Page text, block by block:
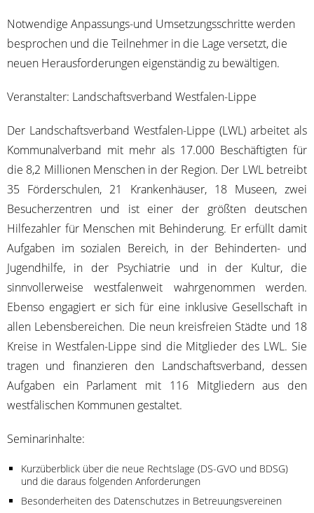
Not­wen­di­ge Anpas­sungs-und Umset­zungs­schrit­te wer­den
bespro­chen und die Teil­neh­mer in die Lage ver­setzt, die
neu­en Her­aus­for­de­run­gen eigen­stän­dig zu bewältigen.
Ver­an­stal­ter: Land­schafts­ver­band Westfalen-Lippe
Der Land­schafts­ver­band West­fa­len-Lip­pe (LWL) arbei­tet als
Kom­mu­nal­ver­band mit mehr als 17.000 Beschäf­tig­ten für
die 8,2 Mil­lio­nen Men­schen in der Regi­on. Der LWL betreibt
35 För­der­schu­len, 21 Kran­ken­häu­ser, 18 Muse­en, zwei
Besu­cher­zen­tren und ist einer der größ­ten deut­schen
Hil­fe­zah­ler für Men­schen mit Behin­de­rung. Er erfüllt damit
Auf­ga­ben im sozia­len Bereich, in der Behin­der­ten- und
Jugend­hil­fe, in der Psych­ia­trie und in der Kul­tur, die
sinn­vol­ler­wei­se west­fa­len­weit wahr­ge­nom­men wer­den.
Eben­so enga­giert er sich für eine inklu­si­ve Gesell­schaft in
allen Lebens­be­rei­chen. Die neun kreis­frei­en Städ­te und 18
Krei­se in West­fa­len-Lip­pe sind die Mit­glie­der des LWL. Sie
tra­gen und finan­zie­ren den Land­schafts­ver­band, des­sen
Auf­ga­ben ein Par­la­ment mit 116 Mit­glie­dern aus den
west­fä­li­schen Kom­mu­nen gestaltet.
Semi­nar­in­hal­te:
Kurz­über­blick über die neue Rechts­la­ge (DS-GVO und BDSG)
und die dar­aus fol­gen­den Anforderungen
Beson­der­hei­ten des Daten­schut­zes in Betreuungsvereinen